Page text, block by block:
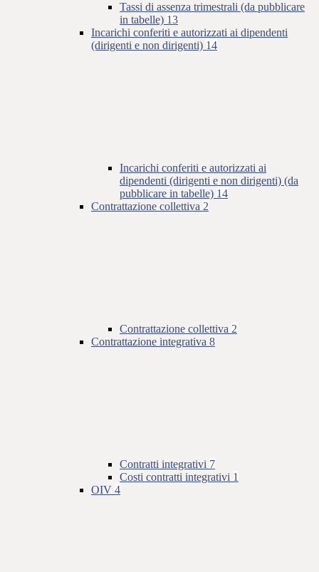
Tassi di assenza trimestrali (da pubblicare
in tabelle) 13
Incarichi conferiti e autorizzati ai dipendenti
(dirigenti e non dirigenti) 14
Incarichi conferiti e autorizzati ai
dipendenti (dirigenti e non dirigenti) (da
pubblicare in tabelle) 14
Contrattazione collettiva 2
Contrattazione collettiva 2
Contrattazione integrativa 8
Contratti integrativi 7
Costi contratti integrativi 1
OIV 4